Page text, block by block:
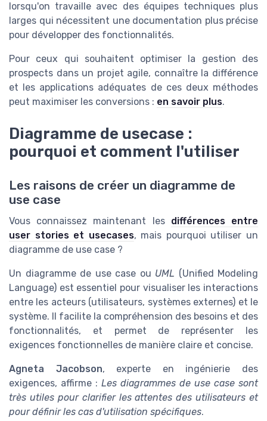
lorsqu'on travaille avec des équipes techniques plus
larges qui nécessitent une documentation plus précise
pour développer des fonctionnalités.
Pour ceux qui souhaitent optimiser la gestion des
prospects dans un projet agile, connaître la différence
et les applications adéquates de ces deux méthodes
peut maximiser les conversions : en savoir plus.
Diagramme de usecase :
pourquoi et comment l'utiliser
Les raisons de créer un diagramme de
use case
Vous connaissez maintenant les différences entre
user stories et usecases, mais pourquoi utiliser un
diagramme de use case ?
Un diagramme de use case ou UML (Unified Modeling
Language) est essentiel pour visualiser les interactions
entre les acteurs (utilisateurs, systèmes externes) et le
système. Il facilite la compréhension des besoins et des
fonctionnalités, et permet de représenter les
exigences fonctionnelles de manière claire et concise.
Agneta Jacobson, experte en ingénierie des
exigences, affirme : Les diagrammes de use case sont
très utiles pour clarifier les attentes des utilisateurs et
pour définir les cas d'utilisation spécifiques.